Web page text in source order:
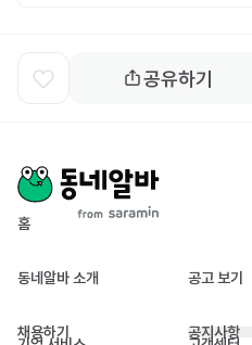
공유하기
홈
동네알바 소개 공고 보기
채용하기 공지사항